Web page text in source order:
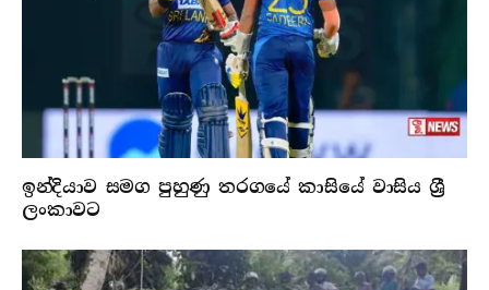
ඉන්දියාව සමග පුහුණු තරගයේ කාසියේ වාසිය ශ්‍රී
ලංකාවට